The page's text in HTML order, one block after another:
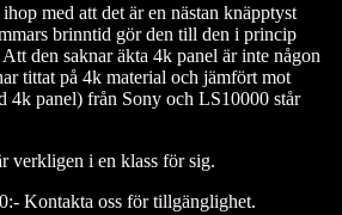
med att det är en nästan knäpptyst
brinntid gör den till den i princip
den saknar äkta 4k panel är inte någon
tittat på 4k material och jämfört mot
4k panel) från Sony och LS10000 står
verkligen i en klass för sig.
Kontakta oss för tillgänglighet.